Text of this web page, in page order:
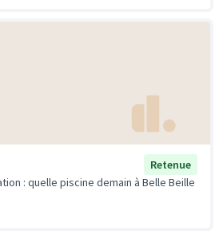
Retenue
: quelle piscine demain à Belle Beille